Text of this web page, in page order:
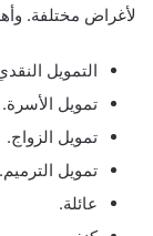
لأغراض مختلفة.
التمويل
تمويل الأسرة.
تمويل الزواج.
تمويل الترميم.
عائلة.